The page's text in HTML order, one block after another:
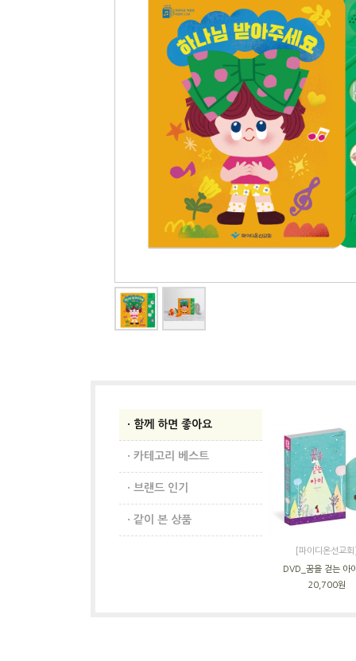
· 함께 하면 좋아요
· 카테고리 베스트
· 브랜드 인기
· 같이 본 상품
[파이디온선교
DVD_꿈을 걷는 아
20,700원